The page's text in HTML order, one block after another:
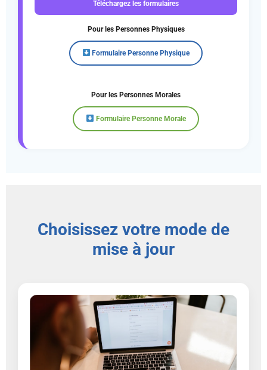
Téléchargez les formulaires
Pour les Personnes Physiques
Formulaire Personne Physique
Pour les Personnes Morales
Formulaire Personne Morale
Choisissez votre mode de
mise à jour